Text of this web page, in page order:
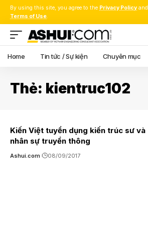
By using this site, you agree to the Privacy Policy and
Terms of Use.
Home Tin tức / Sự kiện Chuyên mục
Thẻ: kientruc102
Kiến Việt tuyển dụng kiến trúc sư và
nhân sự truyền thông
Ashui.com 08/09/2017